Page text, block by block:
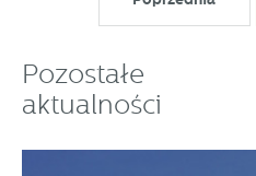
Pozostałe
aktualności